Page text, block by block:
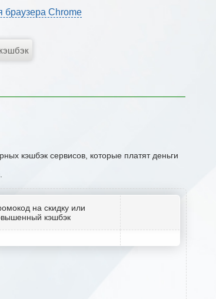
браузера Chrome
кэшбэк сервисов, которые платят деньги
на скидку или
кэшбэк